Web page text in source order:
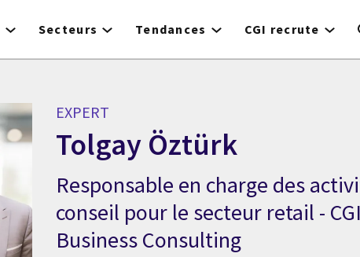
Secteurs Tendances CGI recrute
EXPERT
Tolgay Öztürk
Expert Tolgay Öztürk
Responsable en charge des
conseil pour le secteur retail - CGI
Business Consulting